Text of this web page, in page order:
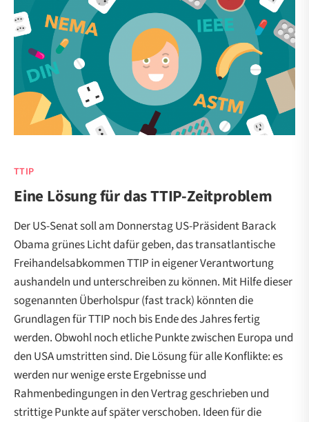
TTIP
Eine Lösung für das TTIP-Zeitproblem
Der US-Senat soll am Donnerstag US-Präsident Barack
Obama grünes Licht dafür geben, das transatlantische
Freihandelsabkommen TTIP in eigener Verantwortung
aushandeln und unterschreiben zu können. Mit Hilfe dieser
sogenannten Überholspur (fast track) könnten die
Grundlagen für TTIP noch bis Ende des Jahres fertig
werden. Obwohl noch etliche Punkte zwischen Europa und
den USA umstritten sind. Die Lösung für alle Konflikte: es
werden nur wenige erste Ergebnisse und
Rahmenbedingungen in den Vertrag geschrieben und
strittige Punkte auf später verschoben. Ideen für die